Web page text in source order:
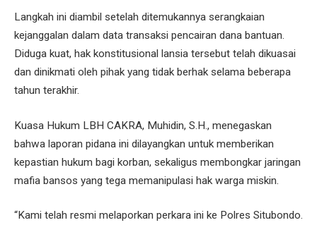
Langkah ini diambil setelah ditemukannya serangkaian
kejanggalan dalam data transaksi pencairan dana bantuan.
Diduga kuat, hak konstitusional lansia tersebut telah dikuasai
dan dinikmati oleh pihak yang tidak berhak selama beberapa
tahun terakhir.
Kuasa Hukum LBH CAKRA, Muhidin, S.H., menegaskan
bahwa laporan pidana ini dilayangkan untuk memberikan
kepastian hukum bagi korban, sekaligus membongkar jaringan
mafia bansos yang tega memanipulasi hak warga miskin.
“Kami telah resmi melaporkan perkara ini ke Polres Situbondo.